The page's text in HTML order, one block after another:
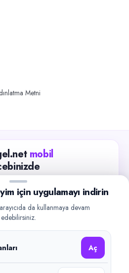
Metni
mobil
edin, işverenlerle hızlıca
iletişime geçin.
Google Play
için uygulamayı indirin
da kullanmaya devam
edebilirsiniz.
Aç